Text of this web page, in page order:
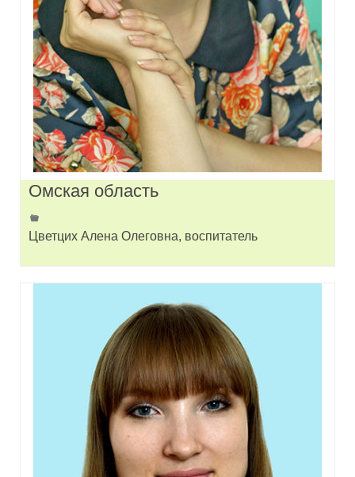
Омская область
Цветцих Алена Олеговна, воспитатель